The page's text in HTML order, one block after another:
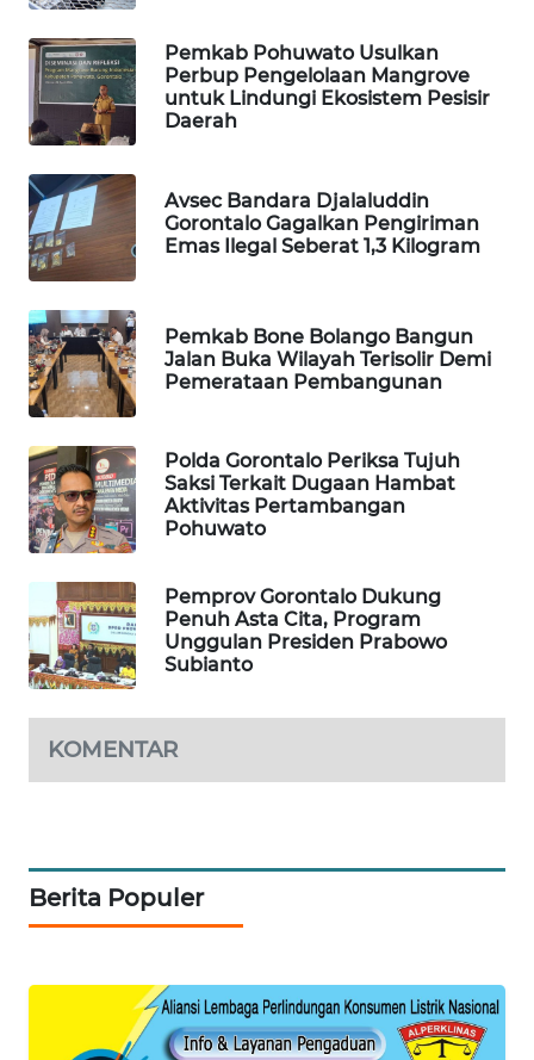
Pemkab Pohuwato Usulkan
Perbup Pengelolaan Mangrove
untuk Lindungi Ekosistem Pesisir
Daerah
Avsec Bandara Djalaluddin
Gorontalo Gagalkan Pengiriman
Emas Ilegal Seberat 1,3 Kilogram
Pemkab Bone Bolango Bangun
Jalan Buka Wilayah Terisolir Demi
Pemerataan Pembangunan
Polda Gorontalo Periksa Tujuh
Saksi Terkait Dugaan Hambat
Aktivitas Pertambangan
Pohuwato
Pemprov Gorontalo Dukung
Penuh Asta Cita, Program
Unggulan Presiden Prabowo
Subianto
KOMENTAR
Berita Populer
MAWAKA
ID
MARTABAT
PLN
WATCH
MKLI
LPKKI
LKKI
KOPEKLIN
KONSUMEN
FORWAMKI
ALPERKLINAS
FORJASIDA
NEWS
SITUNGIR
SIDIKALANG
NEWS